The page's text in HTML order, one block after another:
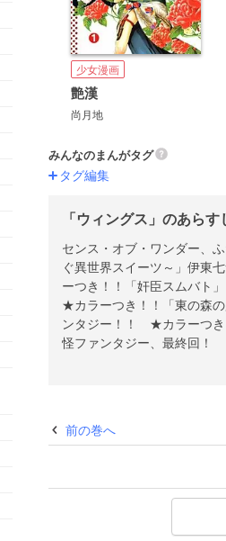
少女漫画
艶漢
尚月地
みんなのまんがタグ
タグ編集
「ウィングス」のあら
センス・オブ・ワンダー、
ぐ異世界スイーツ～」伊東
ーつき！！「奸臣スムバト
★カラーつき！！「東の森
ンタジー！！ ★カラーつき
怪ファンタジー、最終回！
流し」TONO 「艶漢」尚
佐々木久美子 「ファサー
スタックス」なるしまゆ
紙 伊東七つ生 ●ポスタ
報・価格は紙版で発行した
アンケート等は締め切りが
前の巻へ